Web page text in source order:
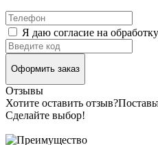
Я даю согласие на
Оформить заказ
Отзывы
Хотите оставить отзыв?
Сделайте выбор!